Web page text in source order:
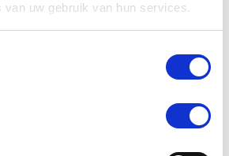
uw gebruik van hun services.